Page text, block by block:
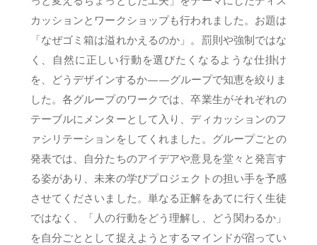
カッションとワークショップも行われました。お題は
「なぜゴミ箱は溢れかえるのか」。罰則や強制ではな
く、自然に正しい行動を選びたくなるような仕掛け
を、どうデザインするか——グループで知恵を絞りま
した。各グループのワークでは、卒業生がそれぞれの
テーブルにメンターとして入り、ディカッションのフ
ァシリテーションをしてくれました。グループごとの
発表では、自分たちのアイデアや意見を堂々と発言す
る姿があり、未来の学びプロジェクトの担い手を予感
させてくださいました。単なる正解をあてに行く生徒
ではなく、「人の行動をどう理解し、どう関わるか」
を自分ごととして捉えようとするマインドが宿ってい